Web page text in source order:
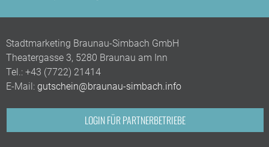
Stadtmarketing Braunau-Simbach GmbH
Theatergasse 3, 5280 Braunau am Inn
Tel.: +43 (7722) 21414
E-Mail: gutschein@braunau-simbach.info
LOGIN FÜR PARTNERBETRIEBE